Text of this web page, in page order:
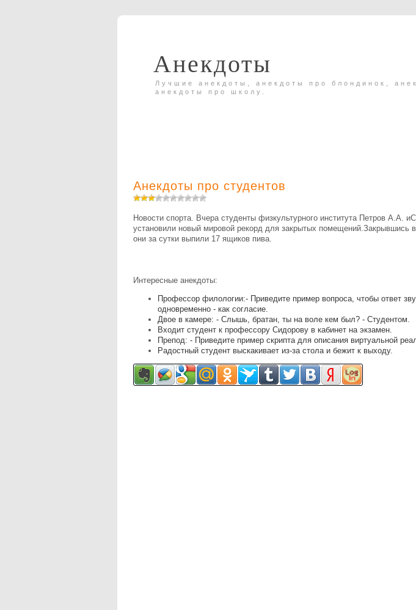
Анекдоты
Лучшие анекдоты, анекдоты про блондинок,
анекдоты про школу.
Анекдоты про студентов
Новости спорта. Вчера студенты физкультурного института Петров А.А.
установили новый мировой рекорд для закрытых помещений.Закрывшись
они за сутки выпили 17 ящиков пива.
Интересные анекдоты:
Профессор филологии:- Приведите пример вопроса, чтобы ответ
одновременно - как согласие.
Двое в камере: - Слышь, братан, ты на воле кем был? - Студентом.
Входит студент к профессору Сидорову в кабинет на экзамен.
Препод: - Приведите пример скрипта для описания виртуальной
Радостный студент выскакивает из-за стола и бежит к выходу.